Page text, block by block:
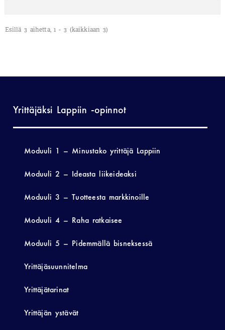
Esillä 3 aihetta, 1 - 3 (kaikkiaan 3)
Yrittäjäksi Lappiin -opinnot
Moduuli 1 – Minustako yrittäjä Lappiin
Moduuli 2 – Ideasta liikeideaksi
Moduuli 3 – Tuotteesta markkinoille
Moduuli 4 – Raha ratkaisee
Moduuli 5 – Pidemmällä bisneksessä
Yrittäjäsuunnitelma
Yrittäjätarinat
Yrittäjän ystävät